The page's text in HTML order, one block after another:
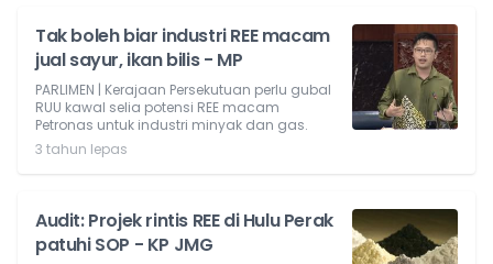
Tak boleh biar industri REE macam
jual sayur, ikan bilis - MP
PARLIMEN | Kerajaan Persekutuan perlu gubal
RUU kawal selia potensi REE macam
Petronas untuk industri minyak dan gas.
3 tahun lepas
Audit: Projek rintis REE di Hulu Perak
patuhi SOP - KP JMG